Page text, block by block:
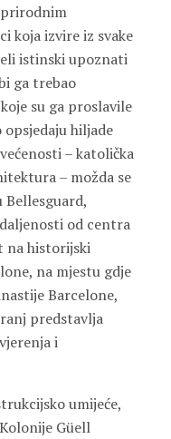
prirodnim
koja izvire iz svake
istinski upoznati
ga trebao
su ga proslavile
hiljade
– katolička
– možda se
od centra
na historijski
na mjestu gdje
Barcelone,
predstavlja
i
umijeće,
Güell